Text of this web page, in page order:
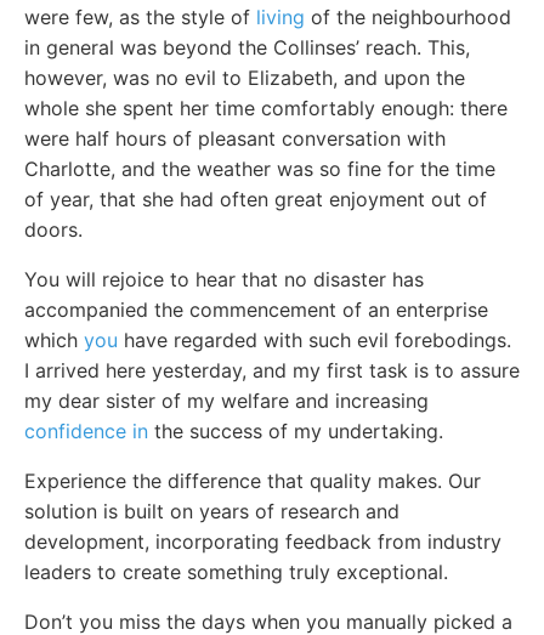
were few, as the style of living of the neighbourhood
in general was beyond the Collinses’ reach. This,
however, was no evil to Elizabeth, and upon the
whole she spent her time comfortably enough: there
were half hours of pleasant conversation with
Charlotte, and the weather was so fine for the time
of year, that she had often great enjoyment out of
doors.
You will rejoice to hear that no disaster has
accompanied the commencement of an enterprise
which you have regarded with such evil forebodings.
I arrived here yesterday, and my first task is to assure
my dear sister of my welfare and increasing
confidence in the success of my undertaking.
Experience the difference that quality makes. Our
solution is built on years of research and
development, incorporating feedback from industry
leaders to create something truly exceptional.
Don’t you miss the days when you manually picked a